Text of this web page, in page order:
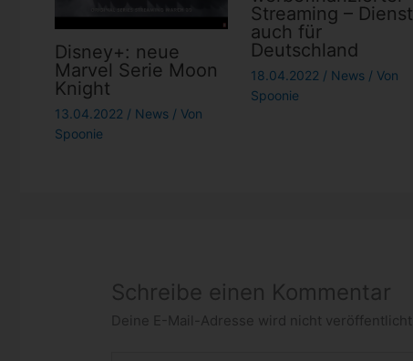
Disney+: neue
Marvel Serie Moon
Knight
13.04.2022 / News/ Von
Spoonie
Streaming – Dienst
auch für
Deutschland
18.04.2022 / News/ Von
Spoonie
Schreibe einen Kommentar
Deine E-Mail-Adresse wird nicht veröffentlicht.